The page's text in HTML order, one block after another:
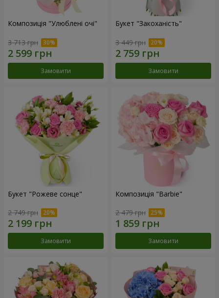
Композиція "Улюблені очі"
3 713 грн
Замовити
Букет "Закоханість"
3 449 грн
Замовити
Букет "Рожеве сонце"
2 749 грн
Замовити
Композиція "Barbie"
2 479 грн
Замовити